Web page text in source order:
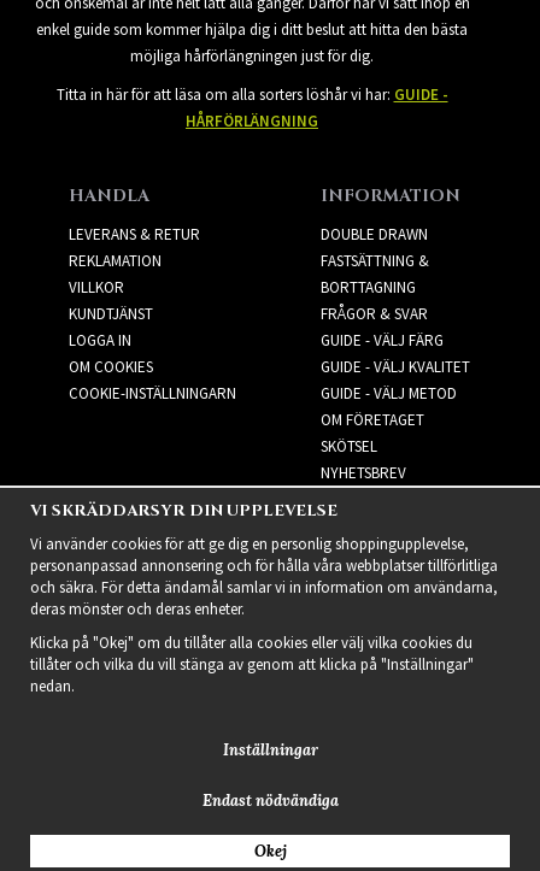
enkel guide som kommer hjälpa dig i ditt beslut att hitta den bästa
möjliga hårförlängningen just för dig.
Titta in här för att läsa om alla sorters löshår vi har: GUIDE -
HÅRFÖRLÄNGNING
HANDLA
LEVERANS & RETUR
REKLAMATION
VILLKOR
KUNDTJÄNST
LOGGA IN
OM COOKIES
COOKIE-INSTÄLLNINGARN
INFORMATION
DOUBLE DRAWN
FASTSÄTTNING &
BORTTAGNING
FRÅGOR & SVAR
GUIDE - VÄLJ FÄRG
GUIDE - VÄLJ KVALITET
GUIDE - VÄLJ METOD
OM FÖRETAGET
SKÖTSEL
NYHETSBREV
NYHETSBREV
2021 Delightful Hair
VI SKRÄDDARSYR DIN UPPLEVELSE
Vi använder cookies för att ge dig en personlig shoppingupplevelse,
personanpassad annonsering och för hålla våra webbplatser tillförlitliga
och säkra. För detta ändamål samlar vi in information om användarna,
deras mönster och deras enheter.
Klicka på "Okej" om du tillåter alla cookies eller välj vilka cookies du
tillåter och vilka du vill stänga av genom att klicka på "Inställningar"
nedan.
Inställningar
Endast nödvändiga
Okej